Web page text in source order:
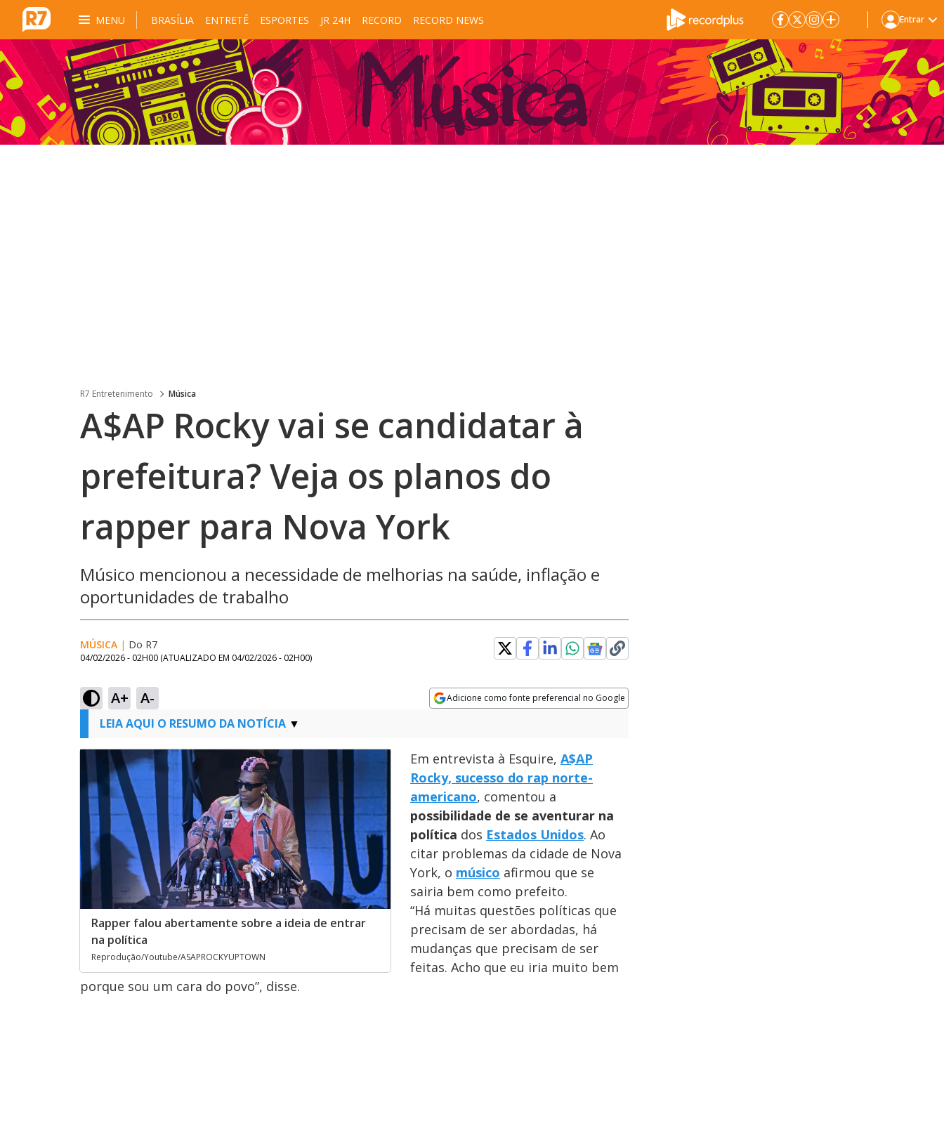
MENU BRASÍLIA ENTRETÊ ESPORTES JR 24H RECORD RECORD NEWS Entrar
R7 Entretenimento Música
A$AP Rocky vai se candidatar à
prefeitura? Veja os planos do
rapper para Nova York
Músico mencionou a necessidade de melhorias na saúde, inflação e
oportunidades de trabalho
MÚSICA | Do R7
04/02/2026 - 02H00 (ATUALIZADO EM 04/02/2026 - 02H00)
A+ A- Adicione como fonte preferencial no Google
LEIA AQUI O RESUMO DA NOTÍCIA
Rapper falou abertamente sobre a ideia de entrar
na política
Reprodução/Youtube/ASAPROCKYUPTOWN
Em entrevista à Esquire, A$AP
Rocky, sucesso do rap norte-
americano, comentou a
possibilidade de se aventurar na
política dos Estados Unidos. Ao
citar problemas da cidade de Nova
York, o músico afirmou que se
sairia bem como prefeito.
“Há muitas questões políticas que
precisam de ser abordadas, há
mudanças que precisam de ser
feitas. Acho que eu iria muito bem
porque sou um cara do povo”, disse.